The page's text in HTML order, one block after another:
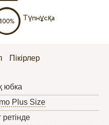
Түпнұсқа
Пікірлер
юбка
Plus Size
ретінде